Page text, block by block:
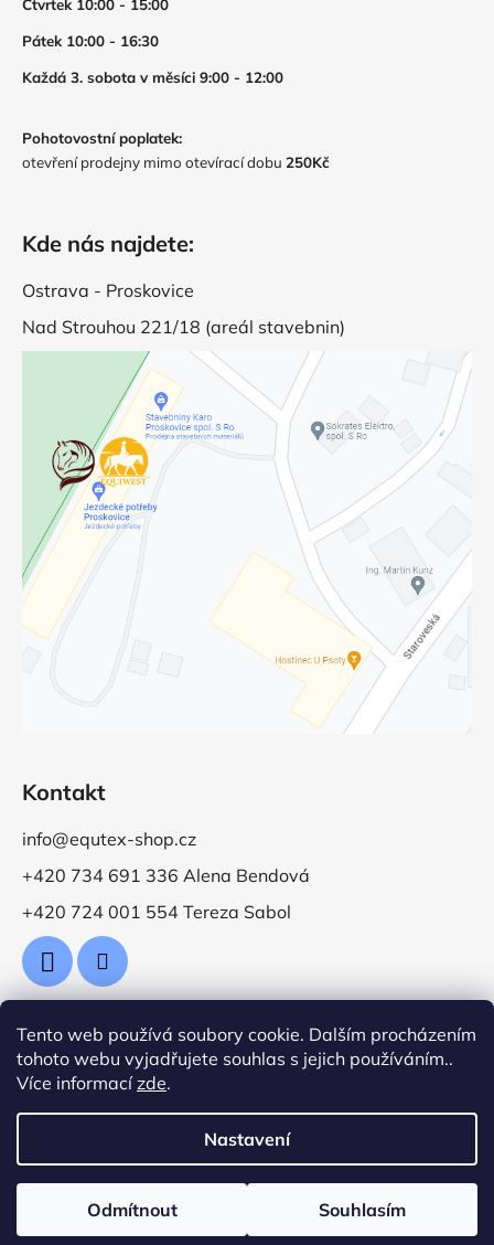
Tento web používá soubory cookie. Dalším procházením
tohoto webu vyjadřujete souhlas s jejich používáním..
Více informacízde.
Nastavení
Odmítnout Souhlasím
Čtvrtek 10:00 - 15:00
Pátek 10:00 - 16:30
Každá 3. sobota v měsíci 9:00 - 12:00
Pohotovostní poplatek:
otevření prodejny mimo otevírací dobu 250Kč
Kde nás najdete:
Ostrava - Proskovice
Nad Strouhou 221/18 (areál stavebnin)
Kontakt
info@equtex-shop.cz
+420 734 691 336 Alena Bendová
+420 724 001 554 Tereza Sabol
Přijímáme online platby
Vytvořil Shoptet
Copyright 2026Jezdecké potřeby EquTex. Všechna
práva vyhrazena.Upravit nastavení cookies